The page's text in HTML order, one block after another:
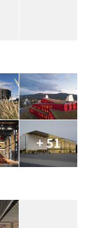
+ 51